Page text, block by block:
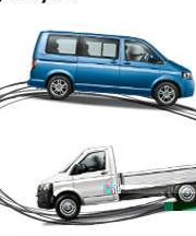
Оптовые продажи запчастей
Online-витрина оригинальных
аксессуаров
Центры по послепродажному
обслуживанию корп. клиентов
Детали Volkswagen Economy
Наш сервис
Спецпредложения сервиса
Механический цех
Кузовной цех